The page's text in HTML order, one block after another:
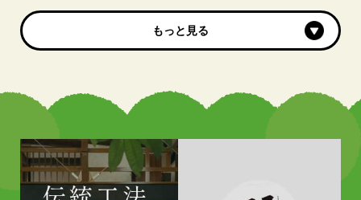
もっと見る
もっと見る